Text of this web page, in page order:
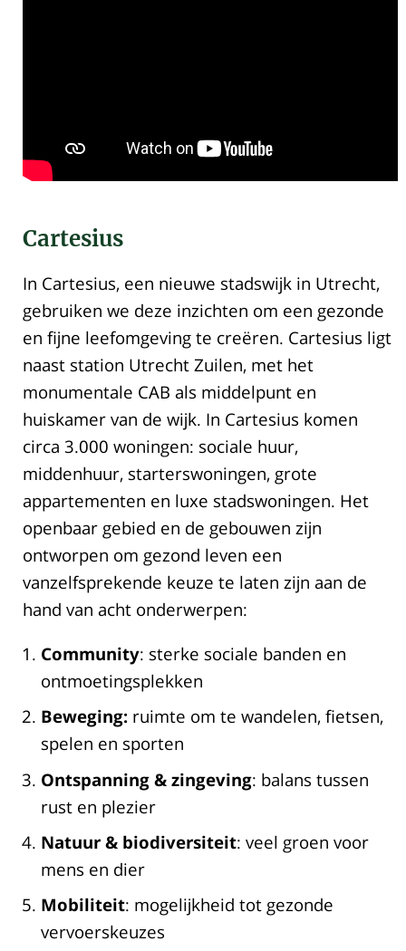
Cartesius
In Cartesius, een nieuwe stadswijk in Utrecht,
gebruiken we deze inzichten om een gezonde
en fijne leefomgeving te creëren. Cartesius ligt
naast station Utrecht Zuilen, met het
monumentale CAB als middelpunt en
huiskamer van de wijk. In Cartesius komen
circa 3.000 woningen: sociale huur,
middenhuur, starterswoningen, grote
appartementen en luxe stadswoningen. Het
openbaar gebied en de gebouwen zijn
ontworpen om gezond leven een
vanzelfsprekende keuze te laten zijn aan de
hand van acht onderwerpen:
Community: sterke sociale banden en
ontmoetingsplekken
Beweging: ruimte om te wandelen, fietsen,
spelen en sporten
Ontspanning & zingeving: balans tussen
rust en plezier
Natuur & biodiversiteit: veel groen voor
mens en dier
Mobiliteit: mogelijkheid tot gezonde
vervoerskeuzes